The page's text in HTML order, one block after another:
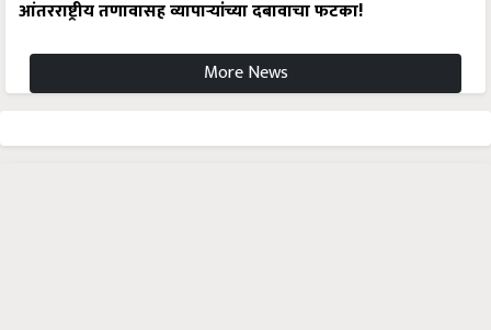
आंतरराष्ट्रीय तणावासह व्यापाऱ्यांच्या दबावाचा फटका!
More News